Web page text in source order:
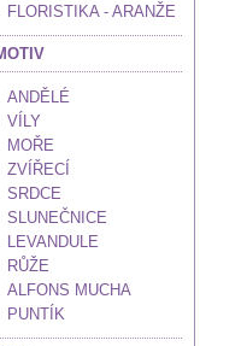
FLORISTIKA - ARANŽE
ANDĚLÉ
VÍLY
MOŘE
ZVÍŘECÍ
SRDCE
SLUNEČNICE
LEVANDULE
RŮŽE
ALFONS MUCHA
PUNTÍK